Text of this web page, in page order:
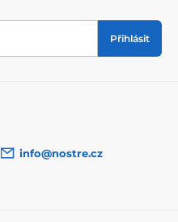
Přihlásit
info@nostre.cz